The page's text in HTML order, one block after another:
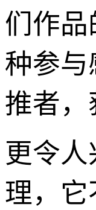
们作
种参
推者
更令
理，